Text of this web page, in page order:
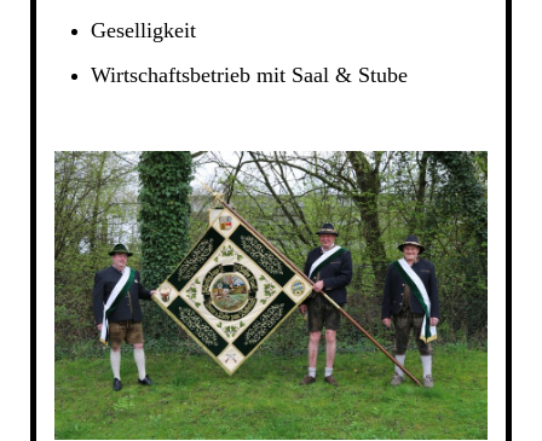
Geselligkeit
Wirtschaftsbetrieb mit Saal & Stube